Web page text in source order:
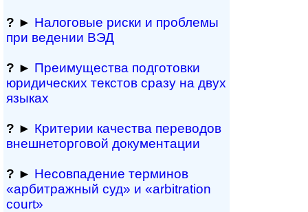
? ► Налоговые риски и проблемы
при ведении ВЭД
? ► Преимущества под­гото­вки
юри­ди­чес­ких тек­с­тов сразу на двух
языках
? ► Критерии качества переводов
внешне­тор­го­вой документации
? ► Несовпадение терминов
«арбитражный суд» и «arbitration
court»